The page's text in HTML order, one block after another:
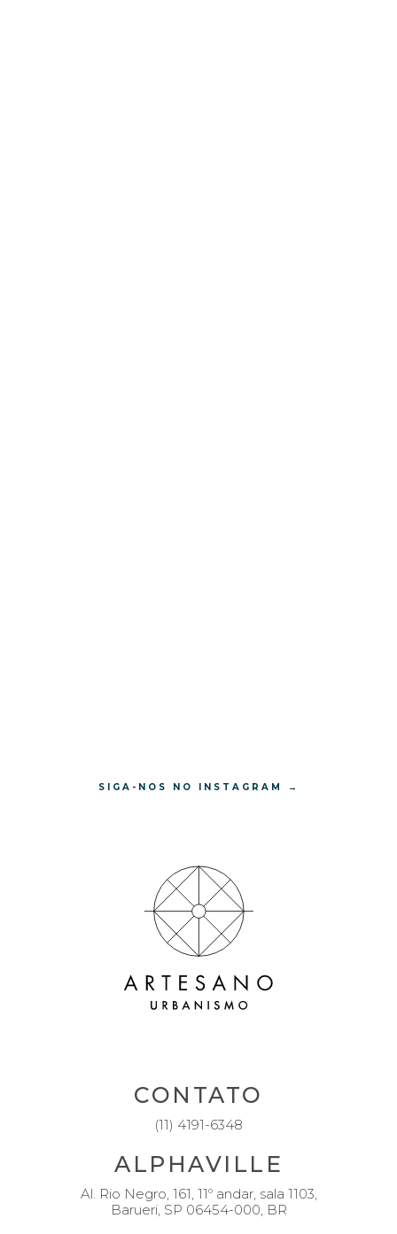
SIGA-NOS NO INSTAGRAM →
CONTATO
(11) 4191-6348
ALPHAVILLE
Al. Rio Negro, 161, 11º andar, sala 1103,
Barueri, SP 06454-000, BR